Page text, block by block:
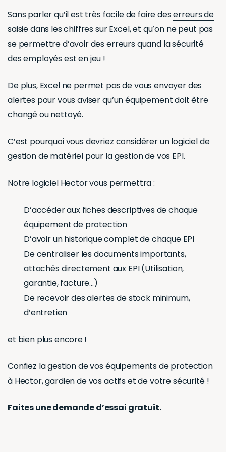
Sans parler qu’il est très facile de faire deserreurs de
saisie dans les chiffres sur Excel, et qu’on ne peut pas
se permettre d’avoir des erreurs quand la sécurité
des employés est en jeu !
De plus, Excel ne permet pas de vous envoyer des
alertes pour vous aviser qu’un équipement doit être
changé ou nettoyé.
C’est pourquoi vous devriez considérer un logiciel de
gestion de matériel pour la gestion de vos EPI.
Notre logiciel Hector vous permettra :
D’accéder aux fiches descriptives de chaque
équipement de protection
D’avoir un historique complet de chaque EPI
De centraliser les documents importants,
attachés directement aux EPI (Utilisation,
garantie, facture…)
De recevoir des alertes de stock minimum,
d’entretien
et bien plus encore !
Confiez la gestion de vos équipements de protection
à Hector, gardien de vos actifs et de votre sécurité !
Faites une demande d’essai gratuit.